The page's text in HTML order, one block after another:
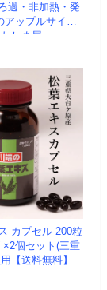
過・非加熱・発
アップルサイダ
しま屋-
カプセル 200粒
×2個セット(三重
【送料無料】